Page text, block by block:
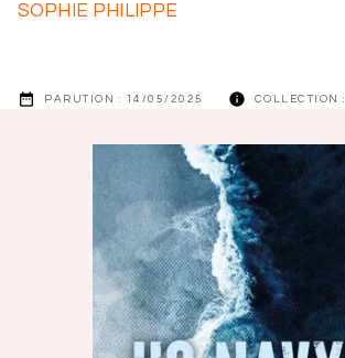
SOPHIE PHILIPPE
date_range PARUTION : 14/05/2025 info COLLECTION :